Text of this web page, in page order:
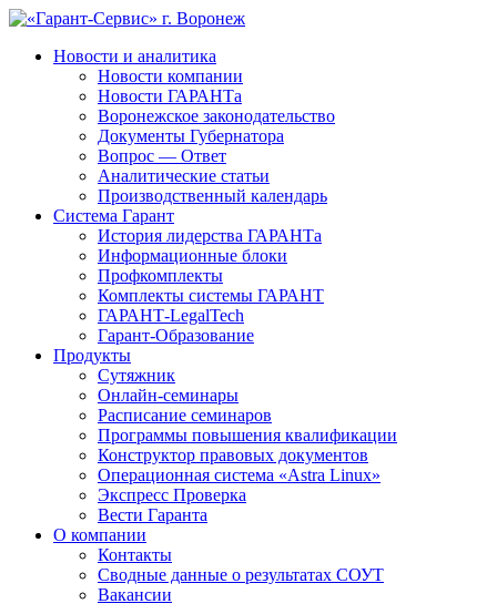
Новости и аналитика
Новости компании
Новости ГАРАНТа
Воронежское законодательство
Документы Губернатора
Вопрос — Ответ
Аналитические статьи
Производственный календарь
Система Гарант
История лидерства ГАРАНТа
Информационные блоки
Профкомплекты
Комплекты системы ГАРАНТ
ГАРАНТ-LegalTech
Гарант-Образование
Продукты
Сутяжник
Онлайн-семинары
Расписание семинаров
Программы повышения квалификации
Конструктор правовых документов
Операционная система «Astra Linux»
Экспресс Проверка
Вести Гаранта
О компании
Контакты
Сводные данные о результатах СОУТ
Вакансии